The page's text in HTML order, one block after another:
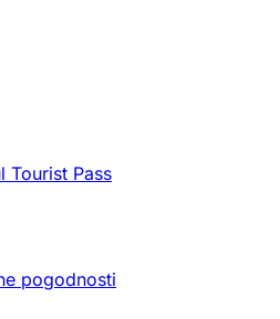
Tourist Pass
pogodnosti